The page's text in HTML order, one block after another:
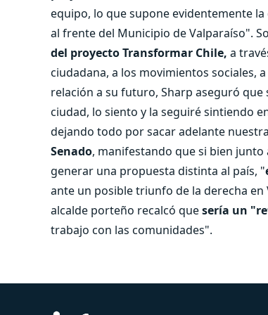
equipo, lo que supone evidentemente
al frente del Municipio de Valparaíso".
del proyecto Transformar Chile, a
ciudadana, a los movimientos sociales,
relación a su futuro, Sharp aseguró
ciudad, lo siento y la seguiré sintiendo
dejando todo por sacar adelante
Senado, manifestando que si bien
generar una propuesta distinta al país, "
ante un posible triunfo de la derecha
alcalde porteño recalcó quesería un
trabajo con las comunidades".